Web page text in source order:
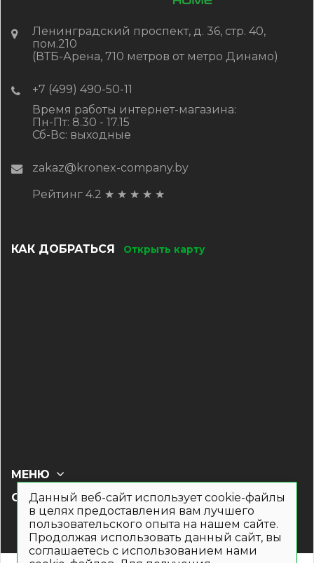
Ленинградский проспект, д. 36, стр. 40,
пом.210
(ВТБ-Арена, 710 метров от метро Динамо)
+7 (499) 490-50-11
Время работы интернет-магазина:
Пн-Пт: 8.30 - 17.15
Сб-Вс: выходные
zakaz@kronex-company.by
Рейтинг 4.2 ★ ★ ★ ★ ★
КАК ДОБРАТЬСЯ Открыть карту
СОЦ СЕТИ
МЕНЮ
Данный веб-сайт использует cookie-файлы
в целях предоставления вам лучшего
пользовательского опыта на нашем сайте.
Продолжая использовать данный сайт, вы
соглашаетесь с использованием нами